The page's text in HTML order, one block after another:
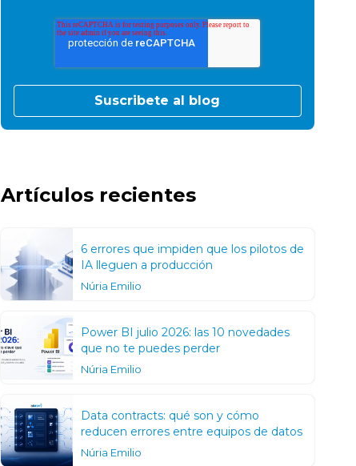
Artículos recientes
6 errores que impiden que los pilotos de
IA lleguen a producción
Núria Emilio
Power BI julio 2026: las 10 novedades
que no te puedes perder
Núria Emilio
Data contracts: qué son y cómo
reducen errores entre equipos de datos
Núria Emilio